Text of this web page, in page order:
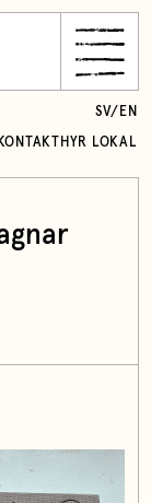
KONTAKT HYR LOKAL
SV/ EN